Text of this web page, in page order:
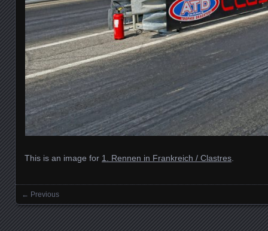
This is an image for 1. Rennen in Frankreich / Clastres
Images navigation
← Previous